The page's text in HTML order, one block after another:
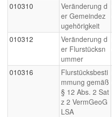
010310
Veränderung d
er Gemeindez
ugehörigkeit
010312
Veränderung d
er Flurstücksn
ummer
010316
Flurstücksbesti
mmung gemäß
§ 12 Abs. 2 Sat
z 2 VermGeoG
LSA